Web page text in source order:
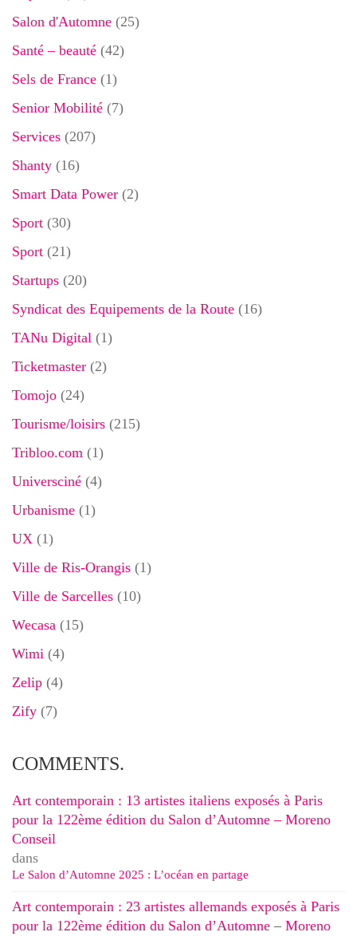
Salon d'Automne (25)
Santé – beauté (42)
Sels de France (1)
Senior Mobilité (7)
Services (207)
Shanty (16)
Smart Data Power (2)
Sport (30)
Sport (21)
Startups (20)
Syndicat des Equipements de la Route (16)
TANu Digital (1)
Ticketmaster (2)
Tomojo (24)
Tourisme/loisirs (215)
Tribloo.com (1)
Universciné (4)
Urbanisme (1)
UX (1)
Ville de Ris-Orangis (1)
Ville de Sarcelles (10)
Wecasa (15)
Wimi (4)
Zelip (4)
Zify (7)
COMMENTS.
Art contemporain : 13 artistes italiens exposés à Paris
pour la 122ème édition du Salon d’Automne – Moreno
Conseil
dans
Le Salon d’Automne 2025 : L’océan en partage
Art contemporain : 23 artistes allemands exposés à Paris
pour la 122ème édition du Salon d’Automne – Moreno